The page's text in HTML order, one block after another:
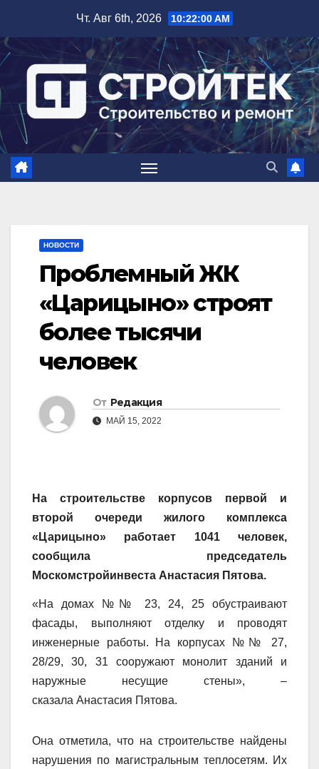
содержимому
Чт. Авг 6th, 2026 10:22:01 AM
НОВОСТИ
Проблемный ЖК
«Царицыно» строят
более тысячи
человек
От Редакция
МАЙ 15, 2022
На строительстве корпусов первой и
второй очереди жилого комплекса
«Царицыно» работает 1041 человек,
сообщила председатель
Москомстройинвеста Анастасия Пятова.
«На домах №№ 23, 24, 25 обустраивают
фасады, выполняют отделку и проводят
инженерные работы. На корпусах №№ 27,
28/29, 30, 31 сооружают монолит зданий и
наружные несущие стены», –
сказала Анастасия Пятова.
Она отметила, что на строительстве найдены
нарушения по магистральным теплосетям. Их